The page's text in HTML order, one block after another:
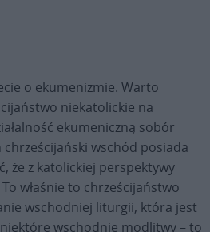
o ekumenizmie. Warto
niekatolickie na
ekumeniczną sobór
chrześcijański wschód posiada
że z katolickiej perspektywy
właśnie to chrześcijaństwo
wschodniej liturgii, która jest
wschodnie modlitwy – to